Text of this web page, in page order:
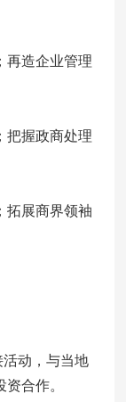
再造企业管理
把握政商处理
拓展商界领袖
动，与当地
合作。